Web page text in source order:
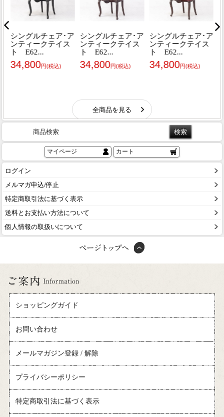
商品検索
マイページ カート
ログイン
メルマガ申込/停止
特定商取引法に基づく表示
送料とお支払い方法について
個人情報の取扱いについて
ショッピングガイド
お問い合わせ
メールマガジン登録 / 解除
プライバシーポリシー
特定商取引法に基づく表示